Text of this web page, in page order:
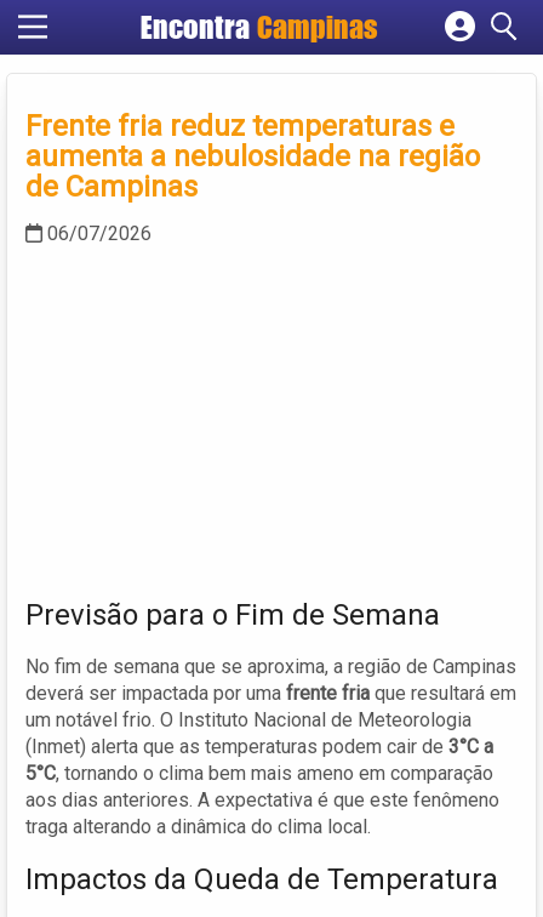
Encontra Campinas
Cadastrar empresa
Criar conta
Frente fria reduz temperaturas e
aumenta a nebulosidade na região
de Campinas
06/07/2026
Previsão para o Fim de Semana
No fim de semana que se aproxima, a região de Campinas
deverá ser impactada por uma frente fria que resultará em
um notável frio. O Instituto Nacional de Meteorologia
(Inmet) alerta que as temperaturas podem cair de 3°C a
5°C, tornando o clima bem mais ameno em comparação
aos dias anteriores. A expectativa é que este fenômeno
traga alterando a dinâmica do clima local.
Impactos da Queda de Temperatura